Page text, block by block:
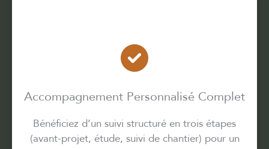
Accompagnement Personnalisé Complet
Bénéficiez d’un suivi structuré en trois étapes
(avant-projet, étude, suivi de chantier) pour un